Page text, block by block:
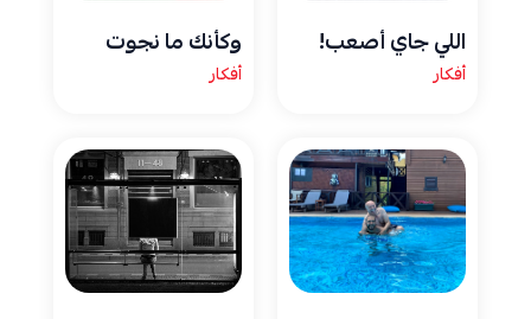
اللي جاي أصعب!
أفكار
وكأنك ما نجوت
أفكار